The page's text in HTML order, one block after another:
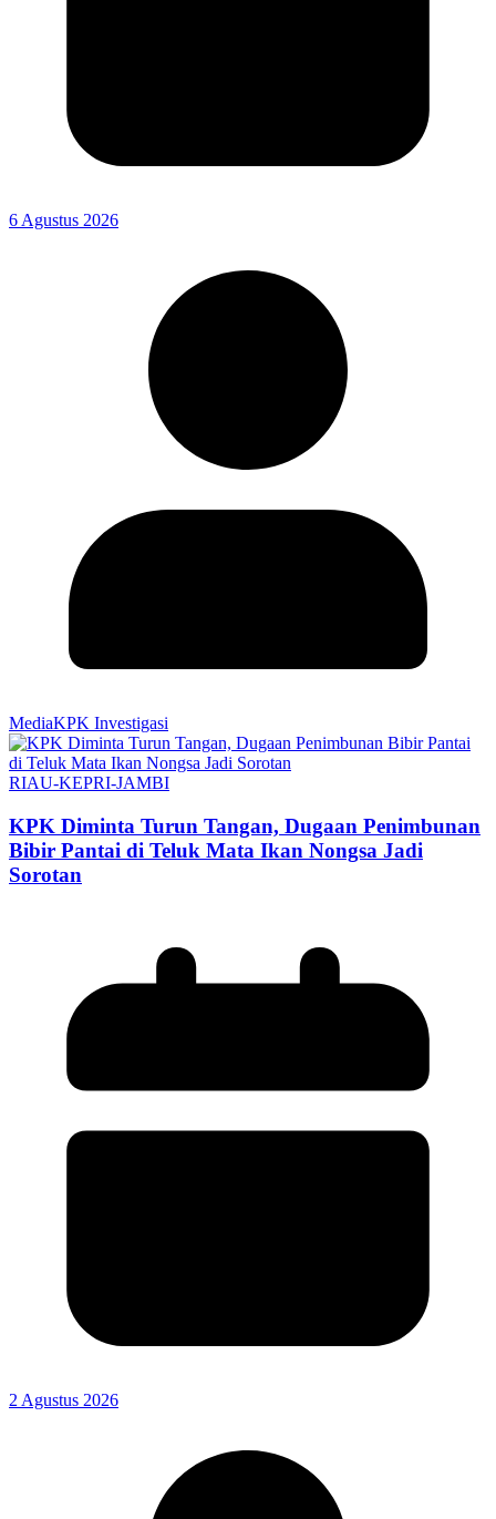
6 Agustus 2026
MediaKPK Investigasi
RIAU-KEPRI-JAMBI
KPK Diminta Turun Tangan, Dugaan Penimbunan
Bibir Pantai di Teluk Mata Ikan Nongsa Jadi
Sorotan
2 Agustus 2026